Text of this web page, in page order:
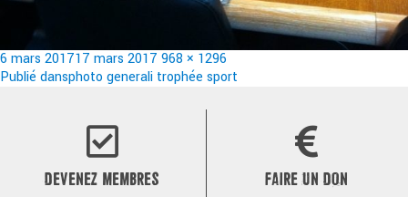
Publié
le
6 mars 201717 mars 2017 Taille
réelle
968 × 1296
Navigation
Publié dansphoto generali trophée sport
DEVENEZ MEMBRES FAIRE UN DON